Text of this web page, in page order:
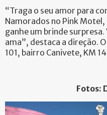
“Traga o seu amor para
Namorados no Pink Motel,
ganhe um brinde
ama”, destaca a direção.
101, bairro Canivete, KM
Fotos: